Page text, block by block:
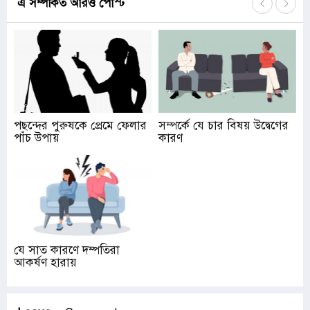
এ সম্পর্কিত আরও পোস্ট
পছন্দের পুরুষকে প্রেমে ফেলার
পাঁচ উপায়
সম্পর্কে যে চার বিষয় উদ্বেগের
কারণ
যে সাত কারণে দম্পতিরা
আকর্ষণ হারায়